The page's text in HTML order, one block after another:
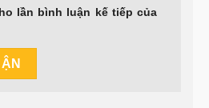
lần bình luận kế tiếp của